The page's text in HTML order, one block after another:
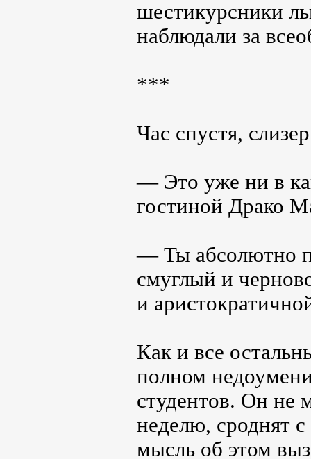
шестикурсники
наблюдали за
***
Час спустя,
— Это уже ни в
гостиной Драко
— Ты абсолютно
смуглый и
и
Как и все
полном
студентов. Он не
неделю, сроднят
мысль об этом